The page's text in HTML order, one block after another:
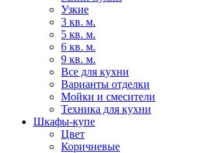
Узкие
3 кв. м.
5 кв. м.
6 кв. м.
9 кв. м.
Все для кухни
Варианты отделки
Мойки и смесители
Техника для кухни
Шкафы-купе
Цвет
Коричневые